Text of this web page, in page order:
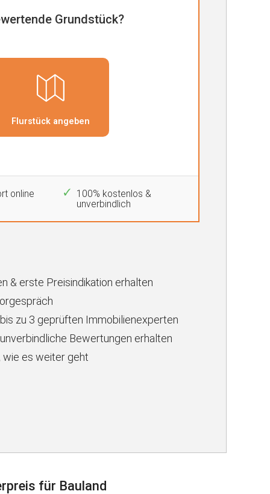
online
100% kostenlos &
unverbindlich
& erste Preisindikation erhalten
zu 3 geprüften Immobilienexperten
Bewertungen erhalten
wie es weiter geht
für Bauland